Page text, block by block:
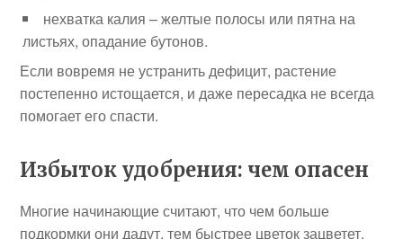
нехватка калия – желтые полосы или пятна на
листьях, опадание бутонов.
Если вовремя не устранить дефицит, растение
постепенно истощается, и даже пересадка не всегда
помогает его спасти.
Избыток удобрения: чем опасен
Многие начинающие считают, что чем больше
подкормки они дадут, тем быстрее цветок зацветет.